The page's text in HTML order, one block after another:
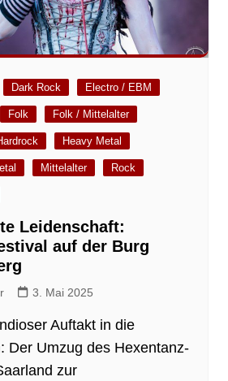
Dark Rock Electro / EBM
Folk Folk / Mittelalter
Heavy Metal
Mittelalter Rock
Leidenschaft:
auf der Burg
3. Mai 2025
Auftakt in die
Der Umzug des Hexentanz-
zur